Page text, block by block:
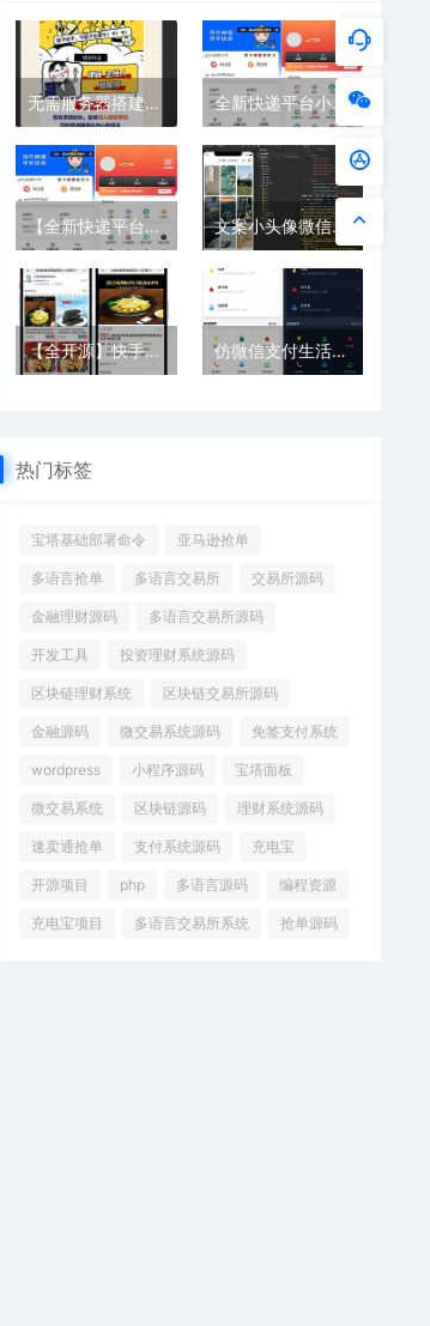
无需服务器搭建趣味小程序｜流量主变现新玩法 全新快递平台小程序源码 独立部署+CPS推广+流量主功能+完整前端
【全新快递平台小程序源码】独立部署+CPS推广系统+流量主功能+完整前端——打造高收益物流服务平台 文案小头像微信小程序完整源码下载
【全开源】快手商城+抖音小店一体化系统，支持免登录运营 仿微信支付生活缴费小程序源码
热门标签
宝塔基础部署命令 亚马逊抢单
多语言抢单 多语言交易所 交易所源码
金融理财源码 多语言交易所源码
开发工具 投资理财系统源码
区块链理财系统 区块链交易所源码
金融源码 微交易系统源码 免签支付系统
wordpress 小程序源码 宝塔面板
微交易系统 区块链源码 理财系统源码
速卖通抢单 支付系统源码 充电宝
开源项目 php 多语言源码 编程资源
充电宝项目 多语言交易所系统 抢单源码